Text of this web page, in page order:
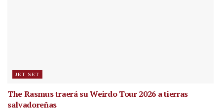
JET SET
The Rasmus traerá su Weirdo Tour 2026 a tierras
salvadoreñas